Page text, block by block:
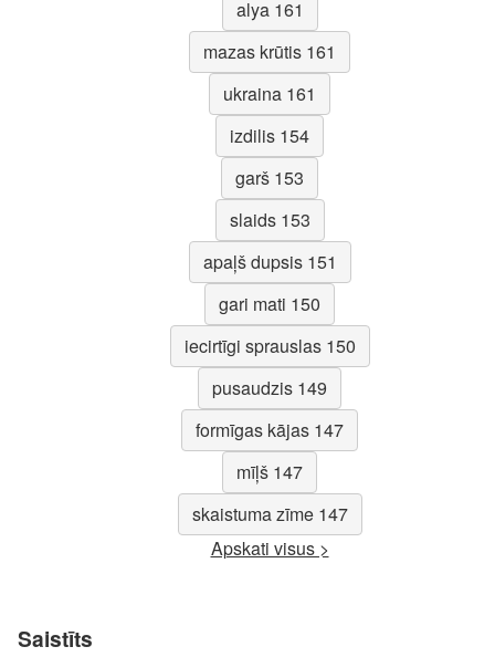
alya 161
mazas krūtis 161
ukraina 161
izdilis 154
garš 153
slaids 153
apaļš dupsis 151
gari mati 150
iecirtīgi sprauslas 150
pusaudzis 149
formīgas kājas 147
mīļš 147
skaistuma zīme 147
Apskati visus >
Saistīts